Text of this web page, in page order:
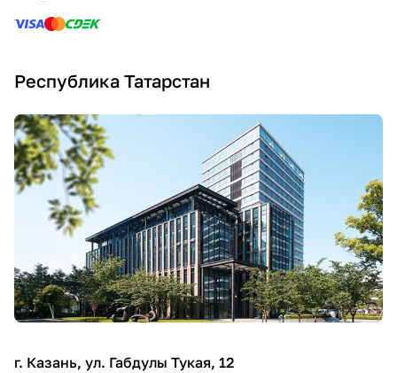
Республика Татарстан
г. Казань, ул. Габдулы Тукая, 12